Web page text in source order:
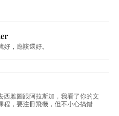
，應該還好。
西雅圖跟阿拉斯加，我看了你的文
程，要注冊飛機，但不小心搞錯